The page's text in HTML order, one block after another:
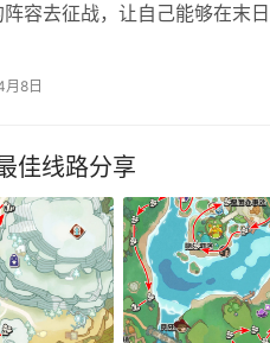
阵容去征战，让自己能够在末
+克劳瑞斯‌ ‌核心优势‌：爆发能
月8日
佳线路分享